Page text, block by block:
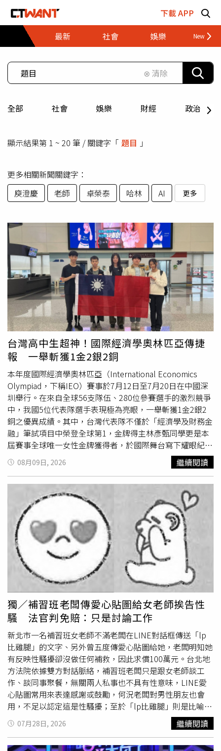
下載 APP
最新
社會 娛樂 財經
⊗ 清除
全部 社會 娛樂 財經 政治
顯示結果第 1 ~ 20 筆 / 關鍵字「 題目 」
更多相關新聞關鍵字：
庾澄慶
老師 卓榮泰 哈林 AI 更多
台灣高中生超神！國際經濟學奧林匹亞傳捷
報 一舉斬獲1金2銀2銅
本年度國際經濟學奧林匹亞（International Economics
Olympiad，下稱IEO）賽事於7月12日至7月20日在中國深
圳舉行。在來自全球56支隊伍、280位參賽選手的激烈競爭
中，我國5位代表隊選手表現極為亮眼，一舉斬獲1金2銀2
銅之優異成績。其中，台灣代表隊不僅於「經濟學及財務金
融」筆試項目中榮登全球第1，金牌得主林彥甄同學更是本
屆賽事全球唯一女性金牌獲得者，於國際舞台寫下耀眼紀
錄。IEO為新興之高中學科最高等級競賽，賽事項目包含經
濟學、財務金融及商業案例分析，前 2 項為個人項目，最後
1 項為團體項目，個人成績與國家排名均與上述 3 個項目息
息相關。本年度台灣代表隊由優秀選手組成，包含臺北美國
學校林彥甄（獲金牌）、高雄市立高雄高級中學葉迦文（獲
銀牌）、臺北市私立薇閣高級中學歐于安（獲銀牌）、臺北
市私立復興實驗高級中學趙子淇與魏佑謀（獲銅牌）。榮獲
本屆全球唯一女性金牌殊榮的林彥甄表示，能在高強度國際
賽事中摘金感到無比榮幸，特別是在筆試項目中獲得肯定，
證明了長時間的沉澱與練習沒有白費。她也期許自己的經歷
能鼓勵更多女性青年勇於挑戰商管與經濟領域。獲得銀牌的
葉迦文是國內普通高中學制中之少見獲獎案例，他表示能在
國際或雙語學制學生為主的競賽中脫穎而出並拿下銀牌，證
明了只要掌握正確學習方法與對學科熱情，我國公立高中生
同樣能在全英語賽事中發光發熱。同獲銀牌的歐于安則指
出，國際賽不僅考驗個人知識深度，更考驗跨領域思維與臨
場反應，能與來自世界各地之頂尖好手同台交流，是高中生
涯中最難忘且寶貴之經驗。獲得銅牌的趙子淇與魏佑謀表
示，在商業案例分析與各項測試過程中，團隊成員緊密合作
與彼此支持是克服壓力之關鍵，這次獲獎不僅是對自己努力
的認可，也更加堅定了未來深入探索經濟與金融領域之志
向。領隊蔡承翰指出，今年賽事跨領域及數學素養內容顯著
增加，
難度與複雜度更勝往年；副領隊黃蕾而補充，本
屆商業案例分析題目
特別著重於「經濟特區之規劃」，有別
於過往常見針對單一企業或品牌之商業分析，極度考驗學生
08月09日, 2026 繼續閱讀
獨／補習班老闆傳愛心貼圖給女老師挨告性
騷 法官判免賠：只是討論工作
新北市一名補習班女老師不滿老闆在LINE對話框傳送「lp
比雞腿」的文字、另外曾五度傳愛心貼圖給她，老闆明知她
有反映性騷擾卻沒做任何補救，因此求償100萬元。台北地
方法院依據雙方對話脈絡，補習班老闆只是跟女老師談工
作、談同事聚餐，無關兩人私事也不具有性意味，LINE愛
心貼圖常用來表達感謝或鼓勵，何況老闆對男性朋友也會
用，不足以認定這是性騷擾；至於「lp比雞腿」則是比喻女
老師跟其他老師的認真程度完全不能比，言語雖粗俗但並非
性騷，所以判決免賠。本案女老師在這家補習班任職10個
月，第一次「愛心貼圖事件」，女老師私訊老闆幫忙更正上
07月28日, 2026 繼續閱讀